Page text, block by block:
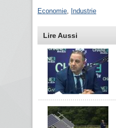
Economie Industrie
Lire Aussi